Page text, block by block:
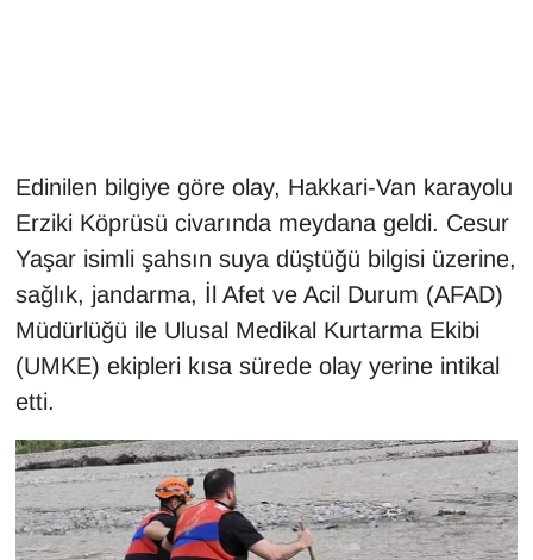
Edinilen bilgiye göre olay, Hakkari-Van karayolu
Erziki Köprüsü civarında meydana geldi. Cesur
Yaşar isimli şahsın suya düştüğü bilgisi üzerine,
sağlık, jandarma, İl Afet ve Acil Durum (AFAD)
Müdürlüğü ile Ulusal Medikal Kurtarma Ekibi
(UMKE) ekipleri kısa sürede olay yerine intikal
etti.
HABERDE İNSAN
İngilizce
Kadın
Kim Kimdir?
Kültür & Sanat